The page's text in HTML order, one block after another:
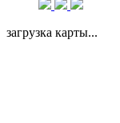
загрузка карты...